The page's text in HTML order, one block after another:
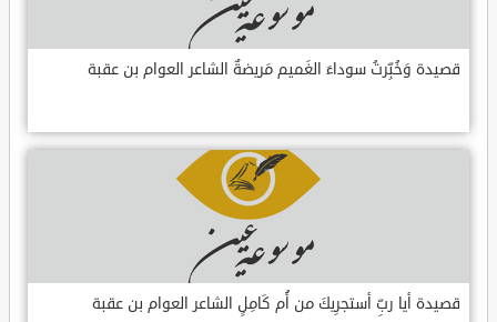
قصيدة وَخُبِّرتُ سوداءَ الغَميم مَريضةٌ الشاعر العوام بن عقبة
قصيدة أيا ربِّ أستجرِيكَ من أُم كَامِلٍ الشاعر العوام بن عقبة